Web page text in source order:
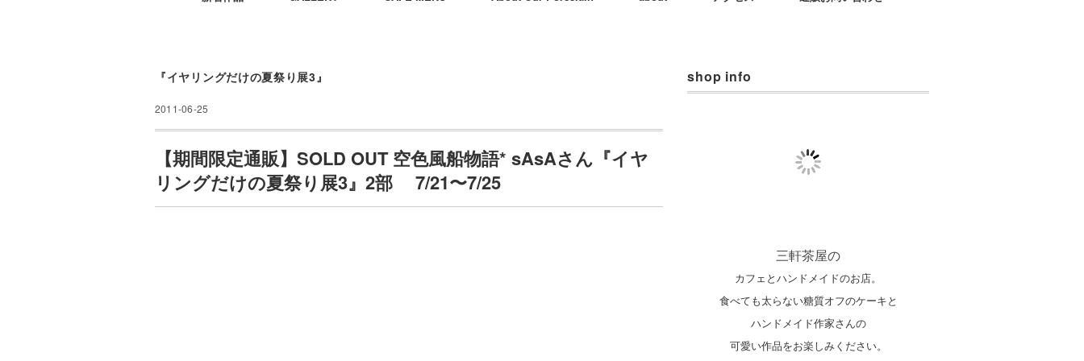
『イヤリングだけの夏祭り展3』
2011-06-25
【期間限定通販】SOLD OUT 空色風船物語* sAsAさん『イヤ
リングだけの夏祭り展3』2部 7/21〜7/25
shop info
三軒茶屋の
カフェとハンドメイドのお店。
食べても太らない糖質オフのケーキと
ハンドメイド作家さんの
可愛い作品をお楽しみください。